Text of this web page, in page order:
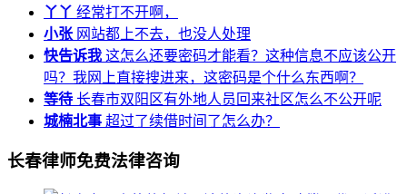
丫丫 经常打不开啊，
小张 网站都上不去，也没人处理
快告诉我 这怎么还要密码才能看？这种信息不应该公开
吗？我网上直接搜进来，这密码是个什么东西啊？
等待 长春市双阳区有外地人员回来社区怎么不公开呢
城楠北事 超过了续借时间了怎么办？
长春律师免费法律咨询